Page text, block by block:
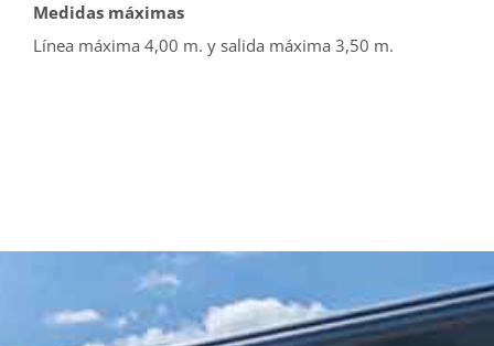
Medidas máximas
Línea máxima 4,00 m. y salida máxima 3,50 m.